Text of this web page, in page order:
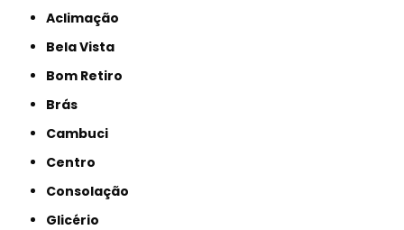
Aclimação
Bela Vista
Bom Retiro
Brás
Cambuci
Centro
Consolação
Glicério